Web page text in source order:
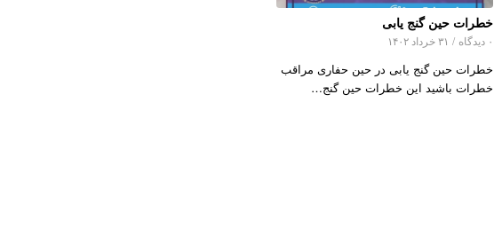
خطرات حین گنج یابی
۰ دیدگاه / ۳۱ خرداد ۱۴۰۲
خطرات حین گنج یابی در حین حفاری مراقب
خطرات باشید این خطرات حین گنج…